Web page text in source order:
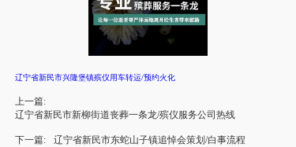
辽宁省新民市兴隆堡镇殡仪用车转运/预约火化
上一篇:
辽宁省新民市新柳街道丧葬一条龙/殡仪服务公司热线
下一篇: 辽宁省新民市东蛇山子镇追悼会策划/白事流程